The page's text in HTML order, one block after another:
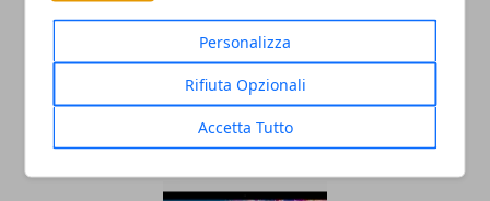
Personalizza
Rifiuta Opzionali
Accetta Tutto
tvOS 17 avrà le VPN nativa su Apple TV
12/06/2023